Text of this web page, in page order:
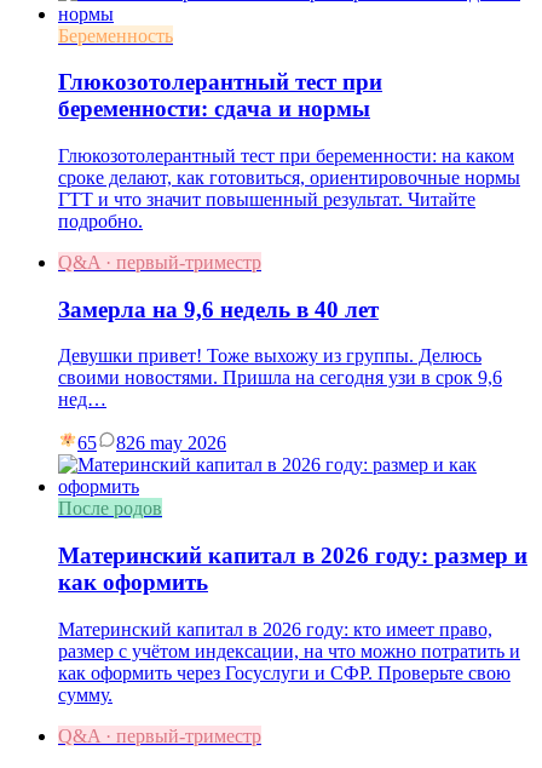
Беременность
Глюкозотолерантный тест при
беременности: сдача и нормы
Глюкозотолерантный тест при беременности: на каком
сроке делают, как готовиться, ориентировочные нормы
ГТТ и что значит повышенный результат. Читайте
подробно.
Q&A · первый-триместр
Замерла на 9,6 недель в 40 лет
Девушки привет! Тоже выхожу из группы. Делюсь
своими новостями. Пришла на сегодня узи в срок 9,6
нед…
65 826 may 2026
После родов
Материнский капитал в 2026 году: размер и
как оформить
Материнский капитал в 2026 году: кто имеет право,
размер с учётом индексации, на что можно потратить и
как оформить через Госуслуги и СФР. Проверьте свою
сумму.
Q&A · первый-триместр